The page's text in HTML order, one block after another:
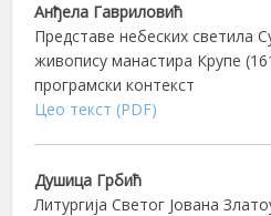
Анђела Гавриловић
Представе небеских светила
живопису манастира Крупе
програмски контекст
Цео текст (PDF)
Душица Грбић
Литургија Светог Јована